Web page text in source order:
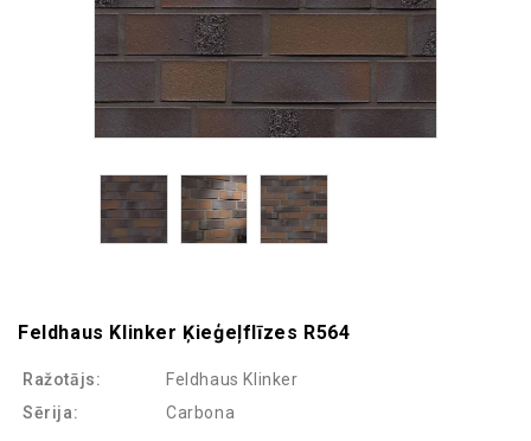
Feldhaus Klinker Ķieģeļflīzes R564
Ražotājs:
Feldhaus Klinker
Sērija:
Carbona